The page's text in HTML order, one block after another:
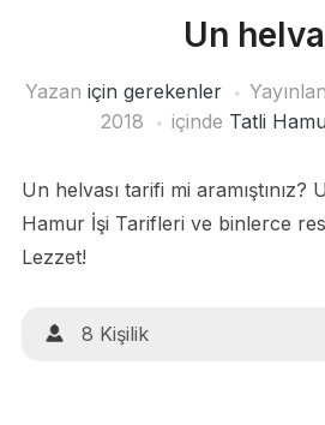
Un
Yazan için gerekenler
2018
içinde Tatli
Un helvası tarifi mi aramıştınız?
Hamur İşi Tarifleri ve binlerce
Lezzet!
8 Kişilik